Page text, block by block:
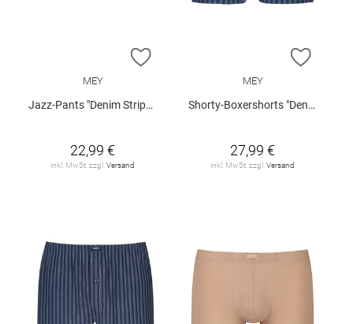
ZUR WUNSCHLISTE HINZUFÜGEN
MEY
Jazz-Pants "Denim Stripes"
22,99 €
inkl. MwSt. zzgl.Versand
ZUR
MEY
Shorty-Boxershorts "Denim Stripes"
27,99 €
inkl. MwSt. zzgl.Versand